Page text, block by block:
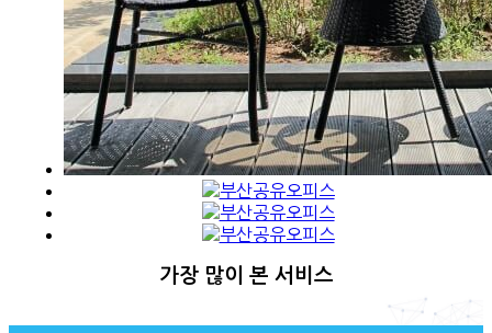
가장 많이 본 서비스